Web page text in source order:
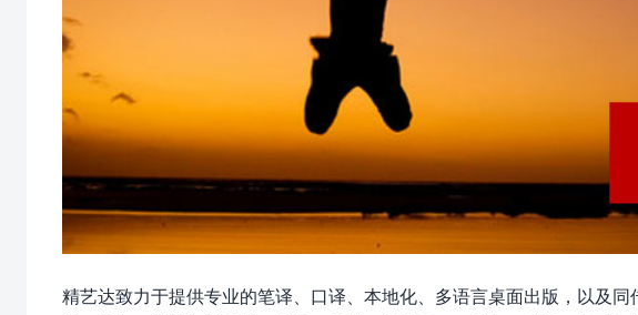
精艺达致力于提供专业的笔译、口译、本地化、多语言桌面出版，以及